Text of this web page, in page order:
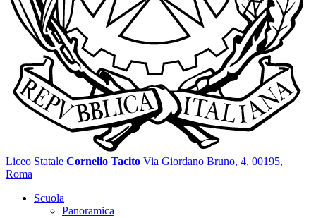
Liceo Statale Cornelio Tacito Via Giordano Bruno, 4, 00195,
Roma
Scuola
Panoramica